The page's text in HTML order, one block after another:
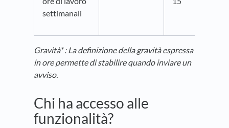
settimanali
Gravità* : La definizione della gravità espressa
in ore permette di stabilire quando inviare un
avviso.
Chi ha accesso alle
funzionalità?